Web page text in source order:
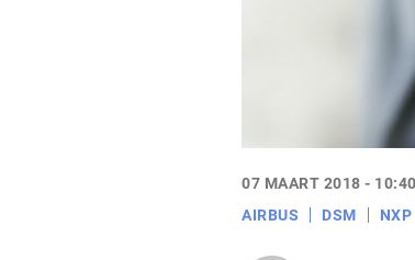
07 MAART 2018 - 10:40
AIRBUS
DSM NXP